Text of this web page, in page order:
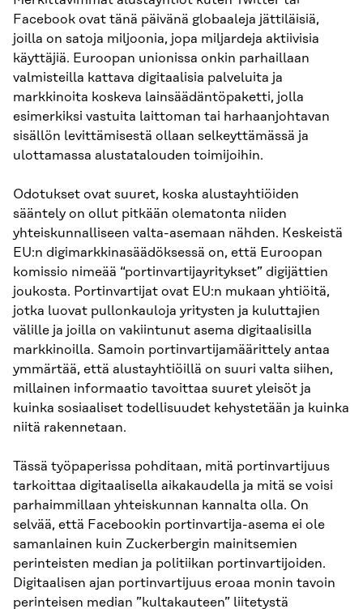
Facebook ovat tänä päivänä globaaleja jättiläisiä,
joilla on satoja miljoonia, jopa miljardeja aktiivisia
käyttäjiä. Euroopan unionissa onkin parhaillaan
valmisteilla kattava digitaalisia palveluita ja
markkinoita koskeva lainsäädäntöpaketti, jolla
esimerkiksi vastuita laittoman tai harhaanjohtavan
sisällön levittämisestä ollaan selkeyttämässä ja
ulottamassa alustatalouden toimijoihin.
Odotukset ovat suuret, koska alustayhtiöiden
sääntely on ollut pitkään olematonta niiden
yhteiskunnalliseen valta-asemaan nähden. Keskeistä
EU:n digimarkkinasäädöksessä on, että Euroopan
komissio nimeää “portinvartijayritykset” digijättien
joukosta. Portinvartijat ovat EU:n mukaan yhtiöitä,
jotka luovat pullonkauloja yritysten ja kuluttajien
välille ja joilla on vakiintunut asema digitaalisilla
markkinoilla. Samoin portinvartijamäärittely antaa
ymmärtää, että alustayhtiöillä on suuri valta siihen,
millainen informaatio tavoittaa suuret yleisöt ja
kuinka sosiaaliset todellisuudet kehystetään ja kuinka
niitä rakennetaan.
Tässä työpaperissa pohditaan, mitä portinvartijuus
tarkoittaa digitaalisella aikakaudella ja mitä se voisi
parhaimmillaan yhteiskunnan kannalta olla. On
selvää, että Facebookin portinvartija-asema ei ole
samanlainen kuin Zuckerbergin mainitsemien
perinteisten median ja politiikan portinvartijoiden.
Digitaalisen ajan portinvartijuus eroaa monin tavoin
perinteisen median ”kultakauteen” liitetystä